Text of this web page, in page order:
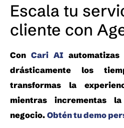
Escala tu
cliente con
Con Cari AI
drásticamente los
transformas la
mientras incrementas
negocio. Obtén tu demo